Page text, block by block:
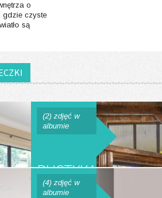
o
gdzie czyste
są
(2) zdjęć w
albumie
RUSTYKALNE
WNĘTRZE
(4) zdjęć w
albumie